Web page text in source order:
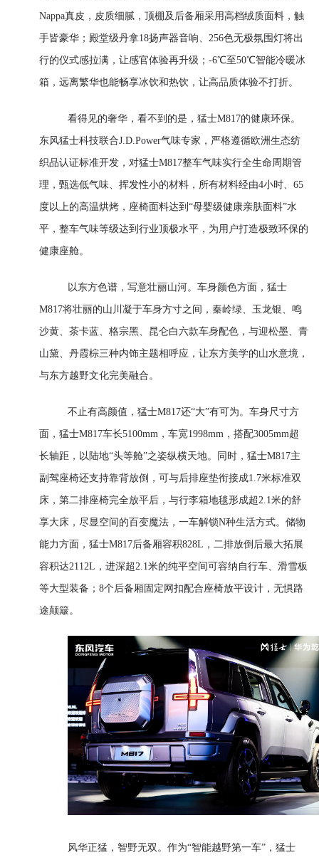
Nappa真皮，皮质细腻，顶棚及后备厢采用高档绒质面料，触
手皆豪华；殿堂级丹拿18扬声器音响、256色无极氛围灯将出
行的仪式感拉满，让感官体验再升级；-6℃至50℃智能冷暖冰
箱，远离繁华也能畅享冰饮和热饮，让高品质体验不打折。
看得见的奢华，看不到的是，猛士M817的健康环保。
东风猛士科技联合J.D.Power气味专家，严格遵循欧洲生态纺
织品认证标准开发，对猛士M817整车气味实行全生命周期管
理，甄选低气味、挥发性小的材料，所有材料经由4小时、65
度以上的高温烘烤，座椅面料达到“母婴级健康亲肤面料”水
平，整车气味等级达到行业顶极水平，为用户打造极致环保的
健康座舱。
以东方色谱，写意壮丽山河。车身颜色方面，猛士
M817将壮丽的山川凝于车身方寸之间，秦岭绿、玉龙银、鸣
沙黄、茶卡蓝、格宗黑、昆仑白六款车身配色，与迎松墨、青
山黛、丹霞棕三种内饰主题相呼应，让东方美学的山水意境，
与东方越野文化完美融合。
不止有高颜值，猛士M817还“大”有可为。车身尺寸方
面，猛士M817车长5100mm，车宽1998mm，搭配3005mm超
长轴距，以陆地“头等舱”之姿纵横天地。同时，猛士M817主
副驾座椅还支持靠背放倒，可与后排座垫衔接成1.7米标准双
床，第二排座椅完全放平后，与行李箱地毯形成超2.1米的舒
享大床，尽显空间的百变魔法，一车解锁N种生活方式。储物
能力方面，猛士M817后备厢容积828L，二排放倒后最大拓展
容积达2112L，进深超2.1米的纯平空间可容纳自行车、滑雪板
等大型装备；8个后备厢固定网扣配合座椅放平设计，无惧路
途颠簸。
风华正猛，智野无双。作为“智能越野第一车”，猛士